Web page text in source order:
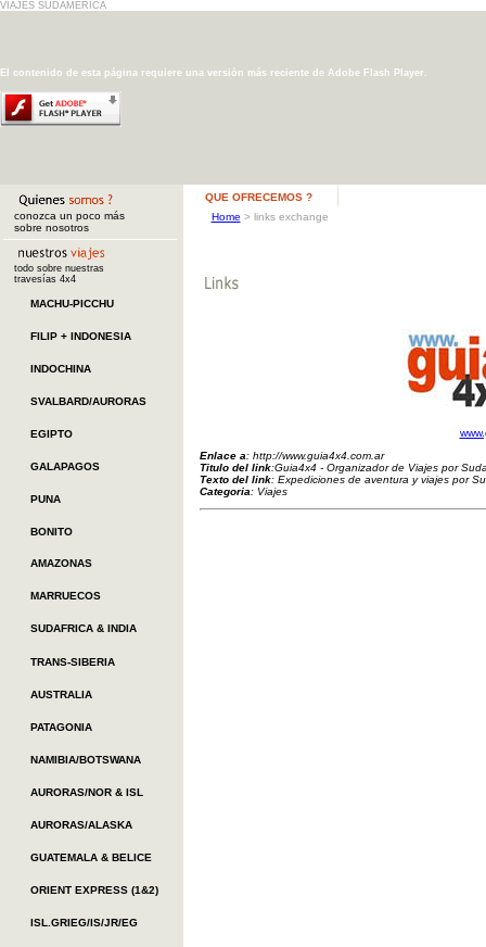
VIAJES SUDAMERICA
El contenido de esta página requiere una versión más reciente de Adobe Flash Player.
conozca un poco más
sobre nosotros
todo sobre nuestras
travesías 4x4
MACHU-PICCHU
FILIP + INDONESIA
INDOCHINA
SVALBARD/AURORAS
EGIPTO
GALAPAGOS
PUNA
BONITO
AMAZONAS
MARRUECOS
SUDAFRICA & INDIA
TRANS-SIBERIA
AUSTRALIA
PATAGONIA
NAMIBIA/BOTSWANA
AURORAS/NOR & ISL
AURORAS/ALASKA
GUATEMALA & BELICE
ORIENT EXPRESS (1&2)
ISL.GRIEG/IS/JR/EG
QUE OFRECEMOS ?
Home > links exchange
Enlace a: http://www.guia4x4.com.ar
Titulo del link:Guia4x4 - Organizador de Viajes por
Texto del link: Expediciones de aventura y viajes por
Categoria: Viajes